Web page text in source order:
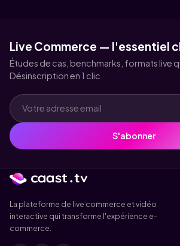
Live Commerce — l'essentiel
Études de cas, benchmarks, formats live
Désinscription en 1 clic.
S'abonner
La plateforme de live commerce et vidéo
interactive qui transforme l'expérience e-
commerce.